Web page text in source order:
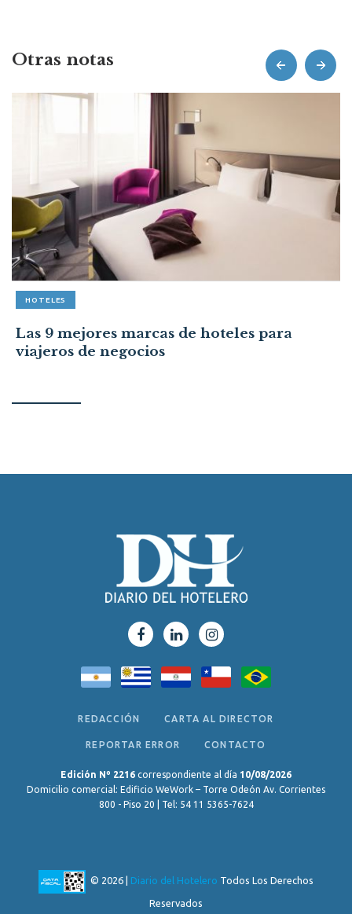
Otras notas
HOTELES
Las 9 mejores marcas de hoteles para
viajeros de negocios
prev next
REDACCIÓN CARTA AL DIRECTOR
REPORTAR ERROR CONTACTO
Edición Nº 2216 correspondiente al día 10/08/2026
Domicilio comercial: Edificio WeWork – Torre Odeón Av. Corrientes
800 - Piso 20 | Tel: 54 11 5365-7624
© 2026 | Diario del Hotelero Todos Los Derechos
Reservados